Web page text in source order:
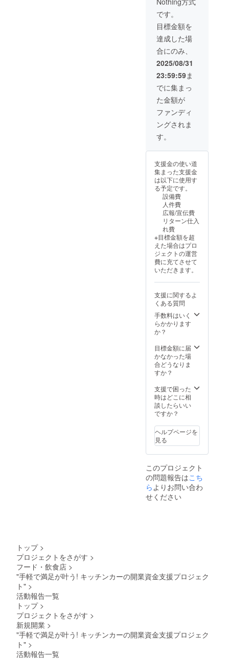
確認あり） ③
商品をお渡しい
たします。
・
有効期限：事業
が存続する限り
※クーポンは初回
来店時にお渡し
タッフにクラウ
ドファンディン
グで支援をした
ことがわかる画
像等をお見せく
ださい。
です。
目標金額を
達成した場
合にのみ、
2025/08/31
23:59:59ま
でに集まっ
た金額が
ファンディ
ングされま
す。
支援金の使い道
集まった支援金
は以下に使用す
る予定です。
設備費
人件費
広報/宣伝費
リターン仕入
れ費
※目標金額を超
えた場合はプロ
ジェクトの運営
費に充てさせて
いただきます。
支援に関するよ
くある質問
手数料はいく
らかかります
か？
目標金額に届
かなかった場
合どうなりま
すか？
支援で困った
時はどこに相
談したらいい
ですか？
ヘルプページを
見る
このプロジェクト
の問題報告はこち
らよりお問い合わ
せください
トップ >
プロジェクトをさがす >
フード・飲食店 >
"手軽で満足が叶う! キッチンカーの開業資金支援プロジェク
ト" >
活動報告一覧
トップ >
プロジェクトをさがす >
新規開業 >
"手軽で満足が叶う! キッチンカーの開業資金支援プロジェク
ト" >
活動報告一覧